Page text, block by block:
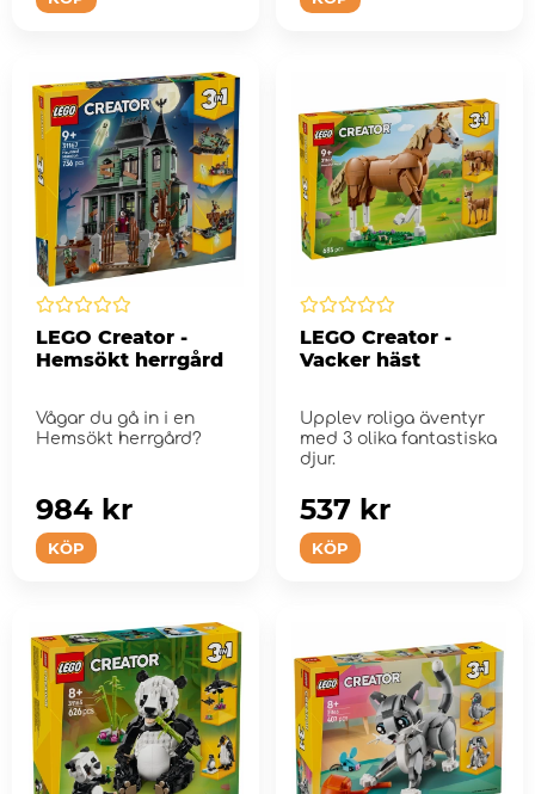
LEGO Creator -
Hemsökt herrgård
Vågar du gå in i en
Hemsökt herrgård?
KÖP
984 kr
LEGO Creator -
Vacker häst
Upplev roliga äventyr
med 3 olika fantastiska
djur.
KÖP
537 kr